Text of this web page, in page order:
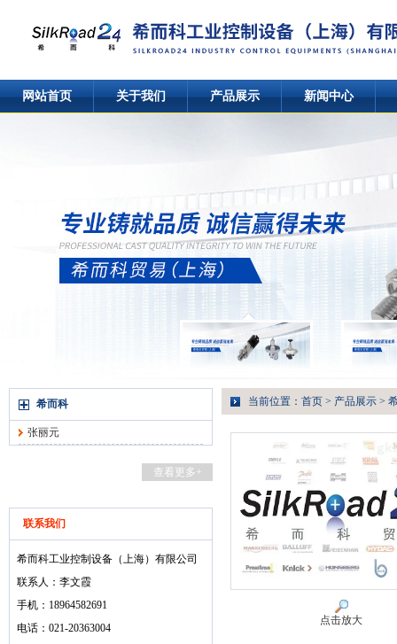
网站首页 关于我们 产品展示 新闻中心
希而科
张丽元
查看更多+
联系我们
希而科工业控制设备（上海）有限公司
联系人：李文霞
手机：18964582691
电话：021-20363004
当前位置： 首页 > 产品展示 >
点击放大